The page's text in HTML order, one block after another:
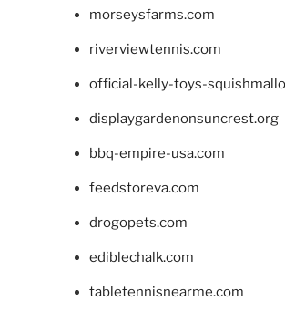
morseysfarms.com
riverviewtennis.com
official-kelly-toys-
displaygardenonsuncrest.org
bbq-empire-usa.com
feedstoreva.com
drogopets.com
ediblechalk.com
tabletennisnearme.com